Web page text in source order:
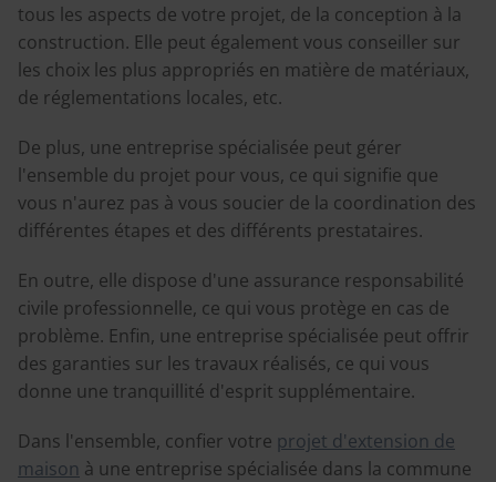
tous les aspects de votre projet, de la conception à la
construction. Elle peut également vous conseiller sur
les choix les plus appropriés en matière de matériaux,
de réglementations locales, etc.
De plus, une entreprise spécialisée peut gérer
l'ensemble du projet pour vous, ce qui signifie que
vous n'aurez pas à vous soucier de la coordination des
différentes étapes et des différents prestataires.
En outre, elle dispose d'une assurance responsabilité
civile professionnelle, ce qui vous protège en cas de
problème. Enfin, une entreprise spécialisée peut offrir
des garanties sur les travaux réalisés, ce qui vous
donne une tranquillité d'esprit supplémentaire.
Dans l'ensemble, confier votre projet d'extension de
maison à une entreprise spécialisée dans la commune